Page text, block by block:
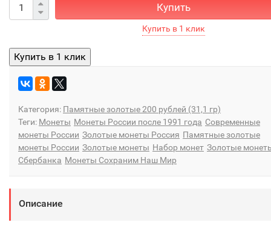
Купить
Категория: Памятные золотые 200 рублей (31,1 гр)
Теги: Монеты Монеты России после 1991 года Современные
монеты России Золотые монеты Россия Памятные золотые
монеты России Золотые монеты Набор монет Золотые
Сбербанка Монеты Сохраним Наш Мир
Описание